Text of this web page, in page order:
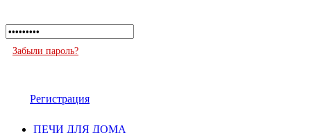
Забыли пароль?
Регистрация
ПЕЧИ ДЛЯ ДОМА